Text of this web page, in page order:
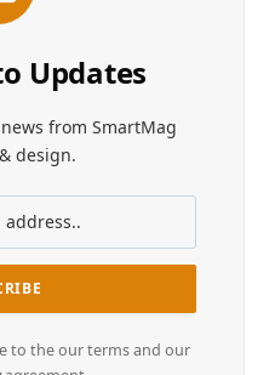
Updates
from SmartMag
design.
to the our terms and our